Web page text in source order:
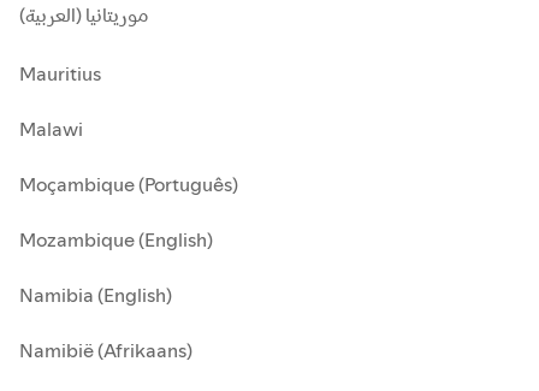
موريتانيا (العربية)
Mauritius
Malawi
Moçambique (Português)
Mozambique (English)
Namibia (English)
Namibië (Afrikaans)